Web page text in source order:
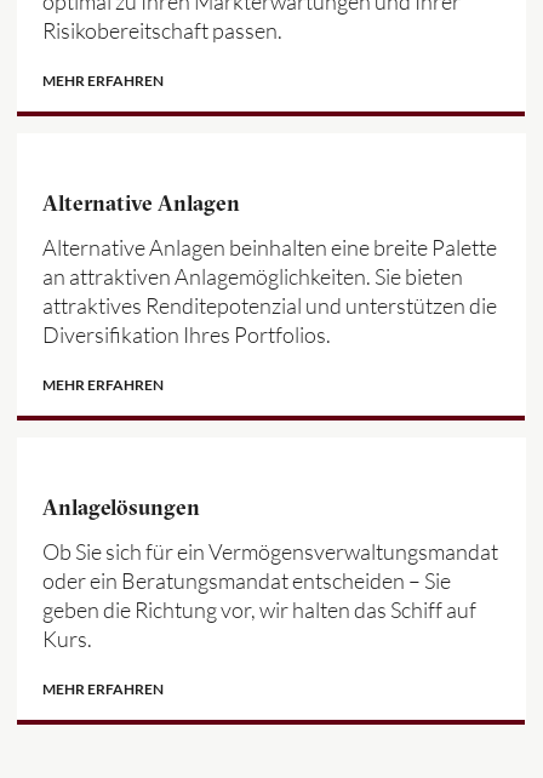
Risikobereitschaft passen.
MEHR ERFAHREN
Alternative Anlagen
Alternative Anlagen beinhalten eine breite Palette
an attraktiven Anlagemöglichkeiten. Sie bieten
attraktives Renditepotenzial und unterstützen die
Diversifikation Ihres Portfolios.
MEHR ERFAHREN
Anlagelösungen
Ob Sie sich für ein Vermögensverwaltungsmandat
oder ein Beratungsmandat entscheiden – Sie
geben die Richtung vor, wir halten das Schiff auf
Kurs.
MEHR ERFAHREN